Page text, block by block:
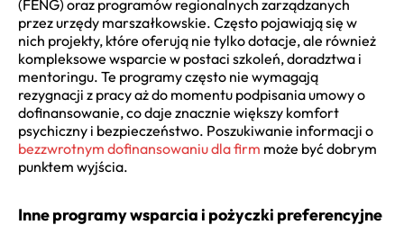
(FENG) oraz programów regionalnych zarządzanych
przez urzędy marszałkowskie. Często pojawiają się w
nich projekty, które oferują nie tylko dotacje, ale również
kompleksowe wsparcie w postaci szkoleń, doradztwa i
mentoringu. Te programy często nie wymagają
rezygnacji z pracy aż do momentu podpisania umowy o
dofinansowanie, co daje znacznie większy komfort
psychiczny i bezpieczeństwo. Poszukiwanie informacji o
bezzwrotnym dofinansowaniu dla firm może być dobrym
punktem wyjścia.
Inne programy wsparcia i pożyczki preferencyjne